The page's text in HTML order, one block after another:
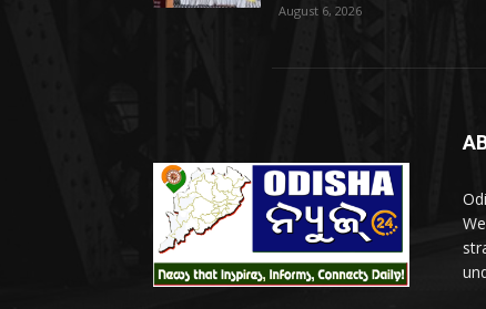
August 6, 2026